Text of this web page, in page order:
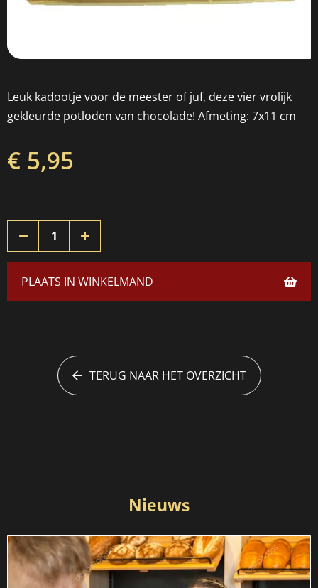
Leuk kadootje voor de meester of juf, deze vier vrolijk
gekleurde potloden van chocolade! Afmeting: 7x11 cm
€ 5,95
PLAATS IN WINKELMAND
TERUG NAAR HET OVERZICHT
Nieuws